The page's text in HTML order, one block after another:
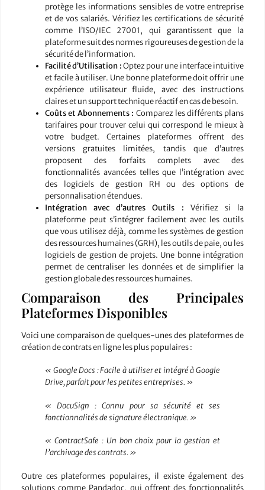
protège les informations sensibles de votre entreprise
et de vos salariés. Vérifiez les certifications de sécurité
comme l’ISO/IEC 27001, qui garantissent que la
plateforme suit des normes rigoureuses de gestion de la
sécurité de l’information.
Facilité d’Utilisation :Optez pour une interface intuitive
et facile à utiliser. Une bonne plateforme doit offrir une
expérience utilisateur fluide, avec des instructions
claires et un support technique réactif en cas de besoin.
Coûts et Abonnements : Comparez les différents plans
tarifaires pour trouver celui qui correspond le mieux à
votre budget. Certaines plateformes offrent des
versions gratuites limitées, tandis que d’autres
proposent des forfaits complets avec des
fonctionnalités avancées telles que l’intégration avec
des logiciels de gestion RH ou des options de
personnalisation étendues.
Intégration avec d’autres Outils : Vérifiez si la
plateforme peut s’intégrer facilement avec les outils
que vous utilisez déjà, comme les systèmes de gestion
des ressources humaines (GRH), les outils de paie, ou les
logiciels de gestion de projets. Une bonne intégration
permet de centraliser les données et de simplifier la
gestion globale des ressources humaines.
Comparaison des Principales
Plateformes Disponibles
Voici une comparaison de quelques-unes des plateformes de
création de contrats en ligne les plus populaires :
« Google Docs : Facile à utiliser et intégré à Google
Drive, parfait pour les petites entreprises. »
« DocuSign : Connu pour sa sécurité et ses
fonctionnalités de signature électronique. »
« ContractSafe : Un bon choix pour la gestion et
l’archivage des contrats. »
Outre ces plateformes populaires, il existe également des
solutions comme Pandadoc, qui offrent des fonctionnalités